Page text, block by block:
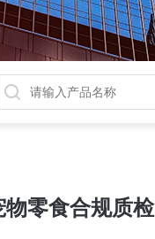
零食合规质检